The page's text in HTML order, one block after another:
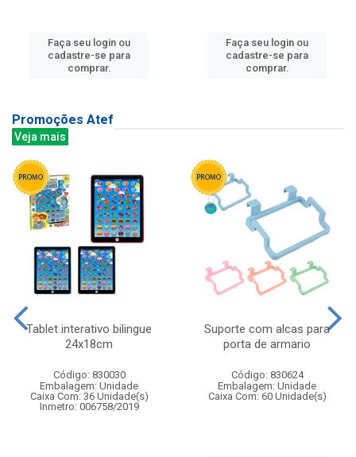
Faça seu login ou
cadastre-se para
comprar.
Faça seu login ou
cadastre-se para
comprar.
Promoções Atef
Veja mais
Tablet interativo bilingue
24x18cm
Código: 830030
Embalagem: Unidade
Caixa Com: 36 Unidade(s)
Inmetro: 006758/2019
Suporte com alcas para
porta de armario
Código: 830624
Embalagem: Unidade
Caixa Com: 60 Unidade(s)